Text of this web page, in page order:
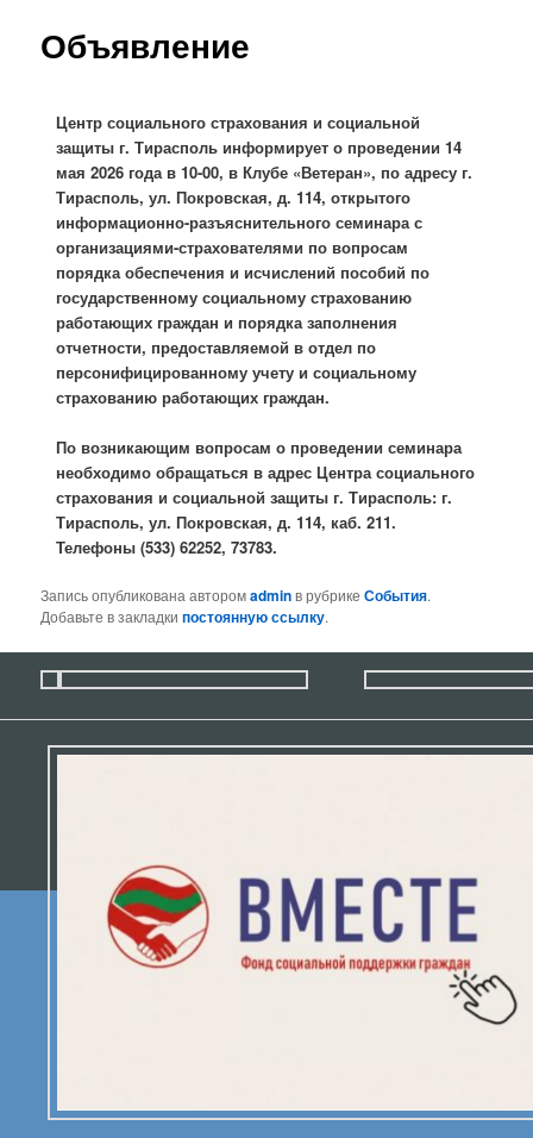
Объявление
Центр социального страхования и социальной
защиты г. Тирасполь информирует о проведении 14
мая 2026 года в 10-00, в Клубе «Ветеран», по адресу г.
Тирасполь, ул. Покровская, д. 114, открытого
информационно-разъяснительного семинара с
организациями-страхователями по вопросам
порядка обеспечения и исчислений пособий по
государственному социальному страхованию
работающих граждан и порядка заполнения
отчетности, предоставляемой в отдел по
персонифицированному учету и социальному
страхованию работающих граждан.
По возникающим вопросам о проведении семинара
необходимо обращаться в адрес Центра социального
страхования и социальной защиты г. Тирасполь: г.
Тирасполь, ул. Покровская, д. 114, каб. 211.
Телефоны (533) 62252, 73783.
Запись опубликована авторомadminв рубрикеСобытия.
Добавьте в закладкипостоянную ссылку.